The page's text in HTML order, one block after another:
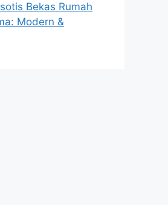
Bekas Rumah
Modern &